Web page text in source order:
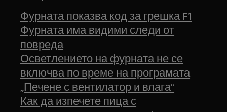
Фурната показва код за грешка F1
Фурната има видими следи от
повреда
Осветлението на фурната не се
включва по време на програмата
„Печене с вентилатор и влага“
Как да изпечете пица с